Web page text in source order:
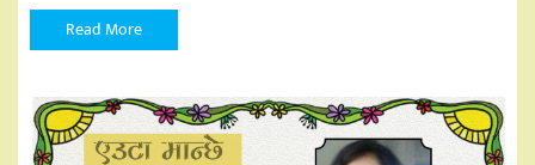
Read More